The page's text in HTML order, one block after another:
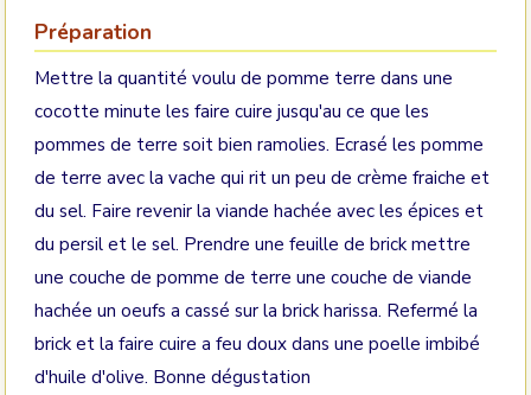
Préparation
Mettre la quantité voulu de pomme terre dans une
cocotte minute les faire cuire jusqu'au ce que les
pommes de terre soit bien ramolies. Ecrasé les pomme
de terre avec la vache qui rit un peu de crème fraiche et
du sel. Faire revenir la viande hachée avec les épices et
du persil et le sel. Prendre une feuille de brick mettre
une couche de pomme de terre une couche de viande
hachée un oeufs a cassé sur la brick harissa. Refermé la
brick et la faire cuire a feu doux dans une poelle imbibé
d'huile d'olive. Bonne dégustation